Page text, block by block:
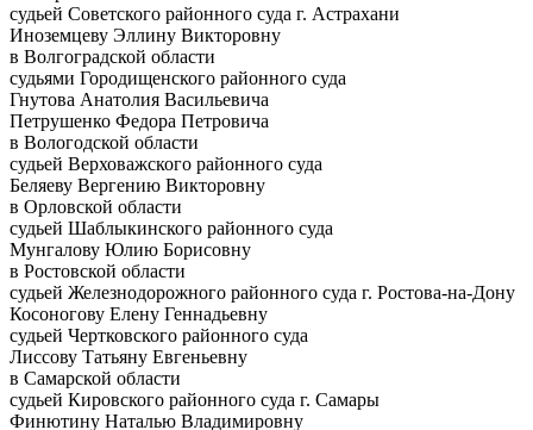
судьей Советского районного суда г. Астрахани
Иноземцеву Эллину Викторовну
в Волгоградской области
судьями Городищенского районного суда
Гнутова Анатолия Васильевича
Петрушенко Федора Петровича
в Вологодской области
судьей Верховажского районного суда
Беляеву Вергению Викторовну
в Орловской области
судьей Шаблыкинского районного суда
Мунгалову Юлию Борисовну
в Ростовской области
судьей Железнодорожного районного суда г. Ростова-на-Дону
Косоногову Елену Геннадьевну
судьей Чертковского районного суда
Лиссову Татьяну Евгеньевну
в Самарской области
судьей Кировского районного суда г. Самары
Финютину Наталью Владимировну